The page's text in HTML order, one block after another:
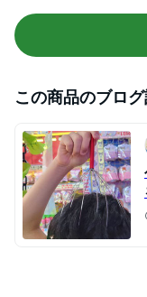
スカルプケア 【
離島は適用外
この商品のブロ